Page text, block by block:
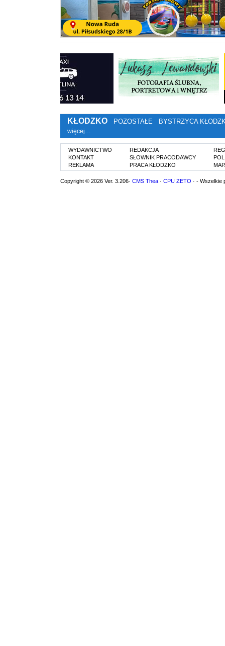
KŁODZKO POZOSTAŁE BYSTRZYCA
więcej…
WYDAWNICTWO
KONTAKT
REKLAMA
REDAKCJA
SŁOWNIK PRACODAWCY
PRACA KŁODZKO
Copyright © 2026 Ver. 3.206· CMS Thea · CPU ZETO · - Wszelkie